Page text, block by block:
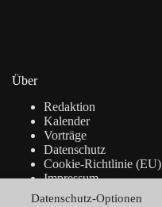
Datenschutz-Optionen
Über
Redaktion
Kalender
Vorträge
Datenschutz
Cookie-Richtlinie (EU)
Impressum